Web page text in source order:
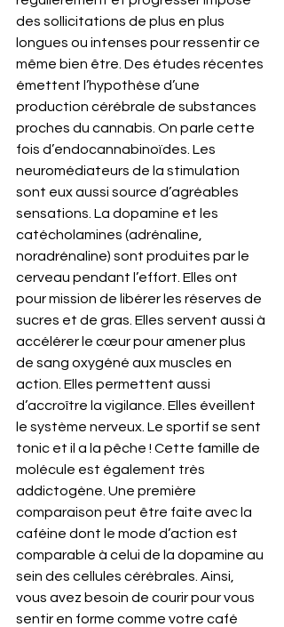
des sollicitations de plus en plus
longues ou intenses pour ressentir ce
même bien être. Des études récentes
émettent l’hypothèse d’une
production cérébrale de substances
proches du cannabis. On parle cette
fois d’endocannabinoïdes. Les
neuromédiateurs de la stimulation
sont eux aussi source d’agréables
sensations. La dopamine et les
catécholamines (adrénaline,
noradrénaline) sont produites par le
cerveau pendant l’effort. Elles ont
pour mission de libérer les réserves de
sucres et de gras. Elles servent aussi à
accélérer le cœur pour amener plus
de sang oxygéné aux muscles en
action. Elles permettent aussi
d’accroître la vigilance. Elles éveillent
le système nerveux. Le sportif se sent
tonic et il a la pêche ! Cette famille de
molécule est également très
addictogène. Une première
comparaison peut être faite avec la
caféine dont le mode d’action est
comparable à celui de la dopamine au
sein des cellules cérébrales. Ainsi,
vous avez besoin de courir pour vous
sentir en forme comme votre café